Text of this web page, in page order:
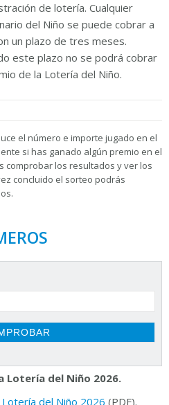
de lotería. Cualquier
del Niño se puede cobrar a
un plazo de tres meses.
este plazo no se podrá cobrar
de la Lotería del Niño.
el número e importe jugado en el
si has ganado algún premio en el
comprobar los resultados y ver los
concluido el sorteo podrás
Lotería del Niño 2026.
del Niño 2026 (PDF).